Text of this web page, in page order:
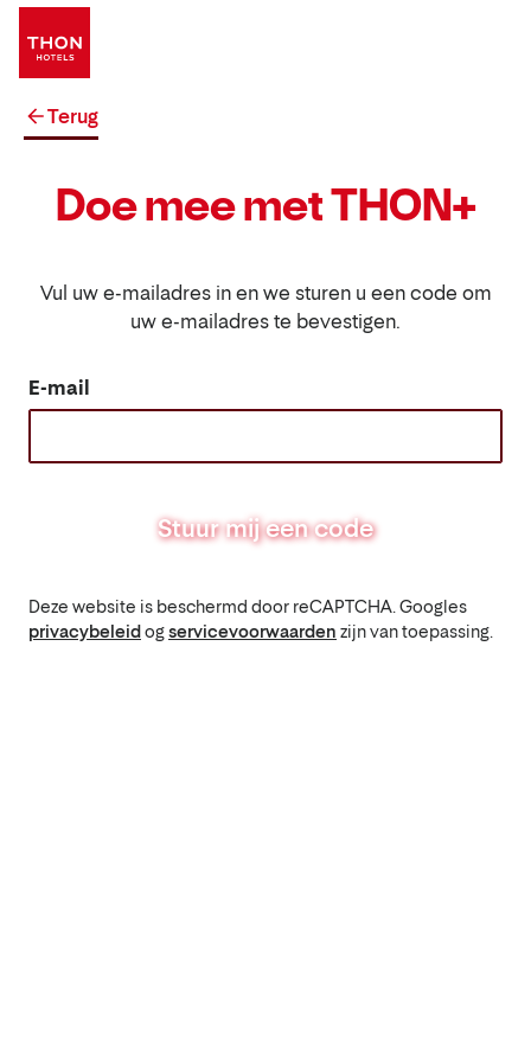
Terug
Doe mee met THON+
Vul uw e-mailadres in en we sturen u een code om
uw e-mailadres te bevestigen.
E-mail
Stuur mij een code
Deze website is beschermd door reCAPTCHA. Googles
privacybeleidogservicevoorwaarden zijn van toepassing.